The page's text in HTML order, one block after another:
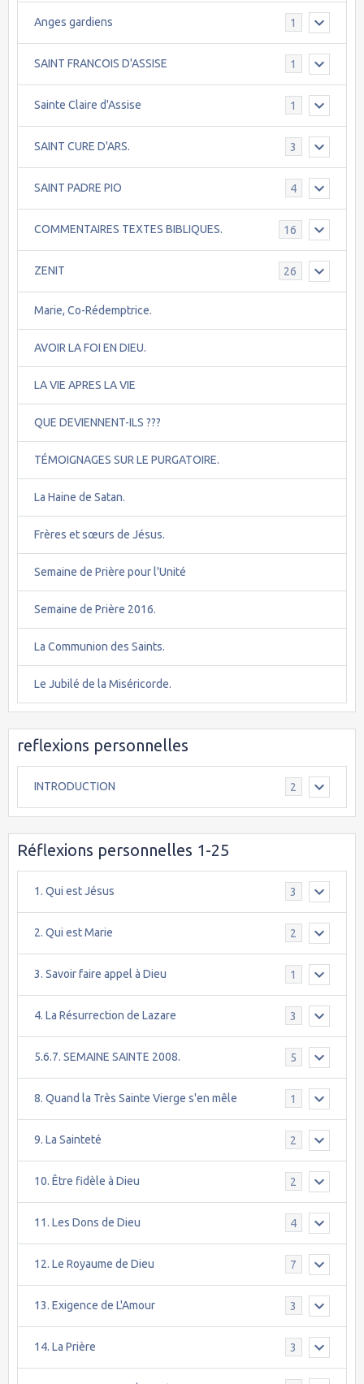
Anges gardiens 1
SAINT FRANCOIS D'ASSISE 1
Sainte Claire d'Assise 1
SAINT CURE D'ARS. 3
SAINT PADRE PIO 4
COMMENTAIRES TEXTES BIBLIQUES. 16
ZENIT 26
Marie, Co-Rédemptrice.
AVOIR LA FOI EN DIEU.
LA VIE APRES LA VIE
QUE DEVIENNENT-ILS ???
TÉMOIGNAGES SUR LE PURGATOIRE.
La Haine de Satan.
Frères et sœurs de Jésus.
Semaine de Prière pour l'Unité
Semaine de Prière 2016.
La Communion des Saints.
Le Jubilé de la Miséricorde.
reflexions personnelles
INTRODUCTION 2
Réflexions personnelles 1-25
1. Qui est Jésus 3
2. Qui est Marie 2
3. Savoir faire appel à Dieu 1
4. La Résurrection de Lazare 3
5.6.7. SEMAINE SAINTE 2008. 5
8. Quand la Très Sainte Vierge s'en mêle 1
9. La Sainteté 2
10. Être fidèle à Dieu 2
11. Les Dons de Dieu 4
12. Le Royaume de Dieu 7
13. Exigence de L'Amour 3
14. La Prière 3